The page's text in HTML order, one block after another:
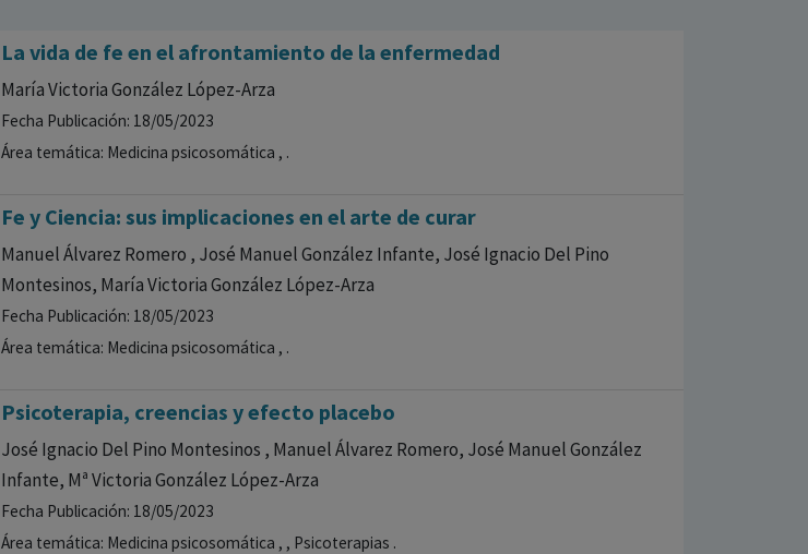
La vida de fe en el afrontamiento de la enfermedad
María Victoria González López-Arza
Fecha Publicación: 18/05/2023
Área temática: Medicina psicosomática , .
Fe y Ciencia: sus implicaciones en el arte de curar
Manuel Álvarez Romero , José Manuel González Infante, José Ignacio Del Pino
Montesinos, María Victoria González López-Arza
Fecha Publicación: 18/05/2023
Área temática: Medicina psicosomática , .
Psicoterapia, creencias y efecto placebo
José Ignacio Del Pino Montesinos , Manuel Álvarez Romero, José Manuel González
Infante, Mª Victoria González López-Arza
Fecha Publicación: 18/05/2023
Área temática: Medicina psicosomática , , Psicoterapias .